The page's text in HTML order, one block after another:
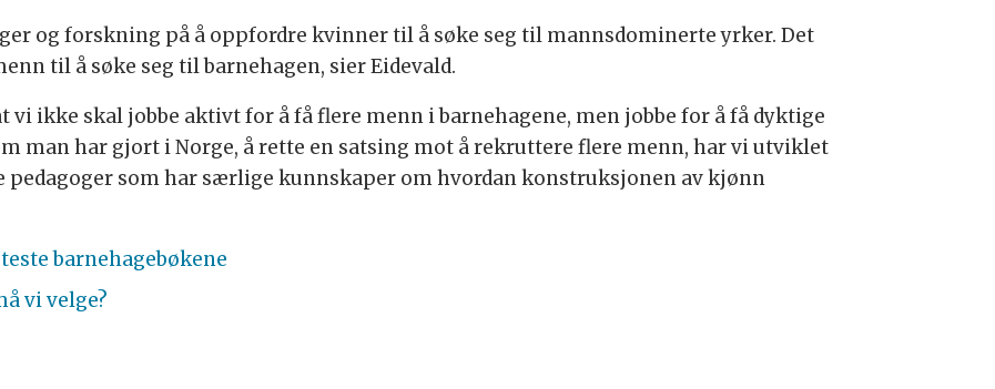
og forskning på å oppfordre kvinner til å søke seg til mannsdominerte yrker. Det
til å søke seg til barnehagen, sier Eidevald.
ikke skal jobbe aktivt for å få flere menn i barnehagene, men jobbe for å få dyktige
man har gjort i Norge, å rette en satsing mot å rekruttere flere menn, har vi utviklet
pedagoger som har særlige kunnskaper om hvordan konstruksjonen av kjønn
barnehagebøkene
vi velge?